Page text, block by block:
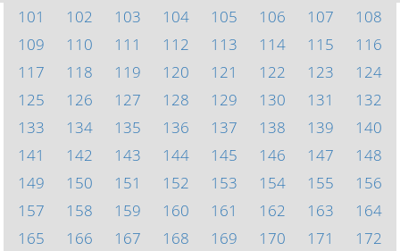
101
102 103 104 105 106 107
108
109
110 111 112 113 114 115
116
117
118 119 120 121 122 123
124
125
126 127 128 129 130 131
132
133
134 135 136 137 138 139
140
141
142 143 144 145 146 147
148
149
150 151 152 153 154 155
156
157
158 159 160 161 162 163
164
165
166 167 168 169 170 171
172